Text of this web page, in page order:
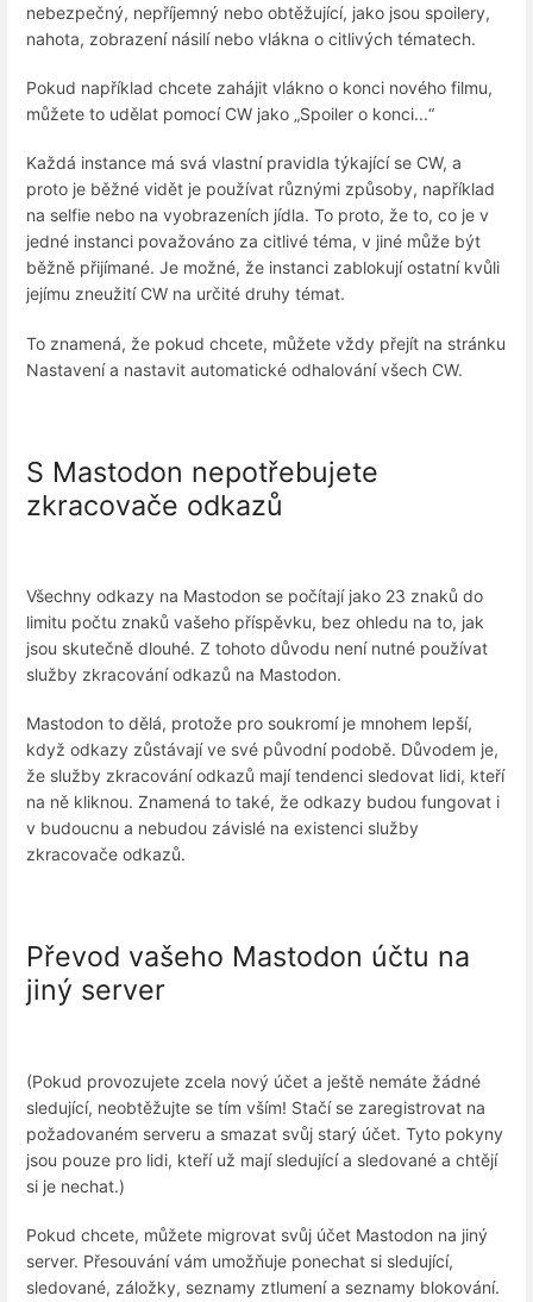
nebezpečný, nepříjemný nebo obtěžující, jako jsou spoilery,
nahota, zobrazení násilí nebo vlákna o citlivých tématech.
Pokud například chcete zahájit vlákno o konci nového filmu,
můžete to udělat pomocí CW jako „Spoiler o konci...“
Každá instance má svá vlastní pravidla týkající se CW, a
proto je běžné vidět je používat různými způsoby, například
na selfie nebo na vyobrazeních jídla. To proto, že to, co je v
jedné instanci považováno za citlivé téma, v jiné může být
běžně přijímané. Je možné, že instanci zablokují ostatní kvůli
jejímu zneužití CW na určité druhy témat.
To znamená, že pokud chcete, můžete vždy přejít na stránku
Nastavení a nastavit automatické odhalování všech CW.
S Mastodon nepotřebujete
zkracovače odkazů
Všechny odkazy na Mastodon se počítají jako 23 znaků do
limitu počtu znaků vašeho příspěvku, bez ohledu na to, jak
jsou skutečně dlouhé. Z tohoto důvodu není nutné používat
služby zkracování odkazů na Mastodon.
Mastodon to dělá, protože pro soukromí je mnohem lepší,
když odkazy zůstávají ve své původní podobě. Důvodem je,
že služby zkracování odkazů mají tendenci sledovat lidi, kteří
na ně kliknou. Znamená to také, že odkazy budou fungovat i
v budoucnu a nebudou závislé na existenci služby
zkracovače odkazů.
Převod vašeho Mastodon účtu na
jiný server
(Pokud provozujete zcela nový účet a ještě nemáte žádné
sledující, neobtěžujte se tím vším! Stačí se zaregistrovat na
požadovaném serveru a smazat svůj starý účet. Tyto pokyny
jsou pouze pro lidi, kteří už mají sledující a sledované a chtějí
si je nechat.)
Pokud chcete, můžete migrovat svůj účet Mastodon na jiný
server. Přesouvání vám umožňuje ponechat si sledující,
sledované, záložky, seznamy ztlumení a seznamy blokování.